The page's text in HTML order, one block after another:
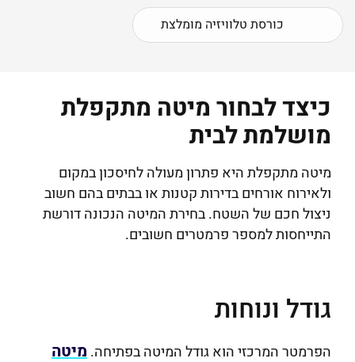
כורסת טלוויזיה מומלצת
כיצד לבחור מיטה מתקפלת
מושלמת לבית
מיטה מתקפלת היא פתרון מעולה לחיסכון במקום
ולאירוח אורחים בדירות קטנות או בבתים בהם חשוב
ניצול חכם של השטח. בחירת המיטה הנכונה דורשת
התייחסות למספר פרמטרים חשובים.
גודל ונוחות
הפרמטר המרכזי הוא גודל המיטה בפתיחה.מיטה